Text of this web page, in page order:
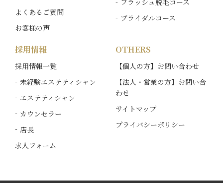
よくあるご質問
お客様の声
ブライダルコース
採用情報
採用情報一覧
未経験エステティシャン
エステティシャン
カウンセラー
店長
求人フォーム
OTHERS
【個人の方】お問い合わせ
【法人・営業の方】お問い合
わせ
サイトマップ
プライバシーポリシー